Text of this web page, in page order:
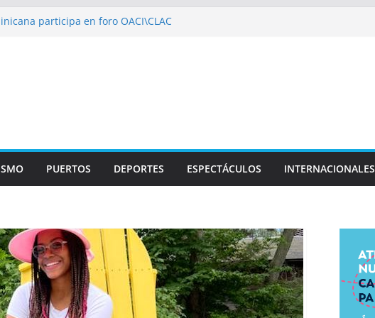
participa en foro OACI\CLAC
recertificaciones en normas de calidad ISO
multidisciplinario operativo médico
PUERTOS DEPORTES ESPECTÁCULOS INTERNACIONALES